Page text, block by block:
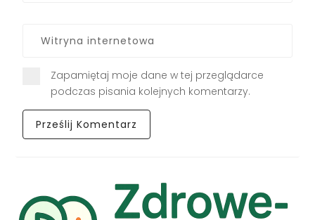
Zapamiętaj moje dane w tej przeglądarce
podczas pisania kolejnych komentarzy.